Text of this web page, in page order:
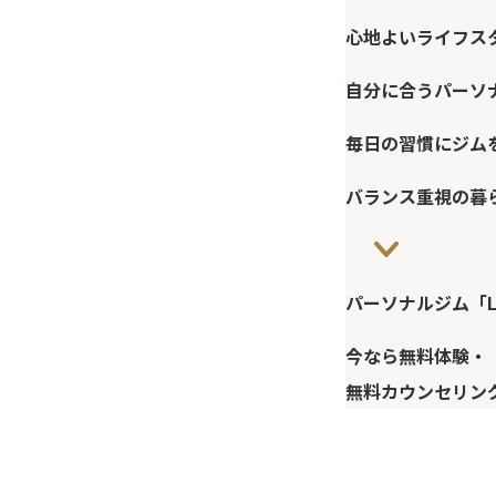
心地よいライフス
自分に合うパー
毎日の習慣にジム
バランス重視の暮
パーソナルジム
今なら無料体験・
無料カウンセリン